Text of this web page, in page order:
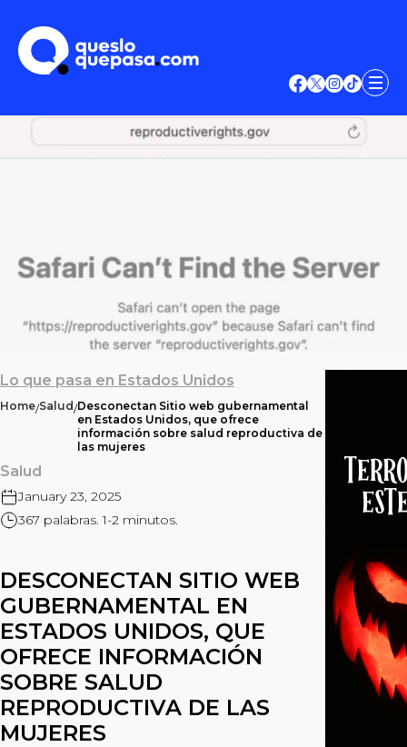
Lo que pasa en Estados Unidos
Home/Salud/Desconectan Sitio web gubernamental
en Estados Unidos, que ofrece
información sobre salud reproductiva de
las mujeres
Salud
January 23, 2025
367 palabras. 1-2 minutos.
DESCONECTAN SITIO WEB
GUBERNAMENTAL EN
ESTADOS UNIDOS, QUE
OFRECE INFORMACIÓN
SOBRE SALUD
REPRODUCTIVA DE LAS
MUJERES